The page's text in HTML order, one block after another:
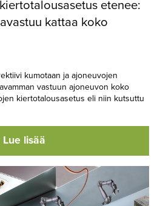
etenee:
kattaa koko
kumotaan ja ajoneuvojen
vastuun ajoneuvon koko
kiertotalousasetus eli niin kutsuttu
Lue lisää